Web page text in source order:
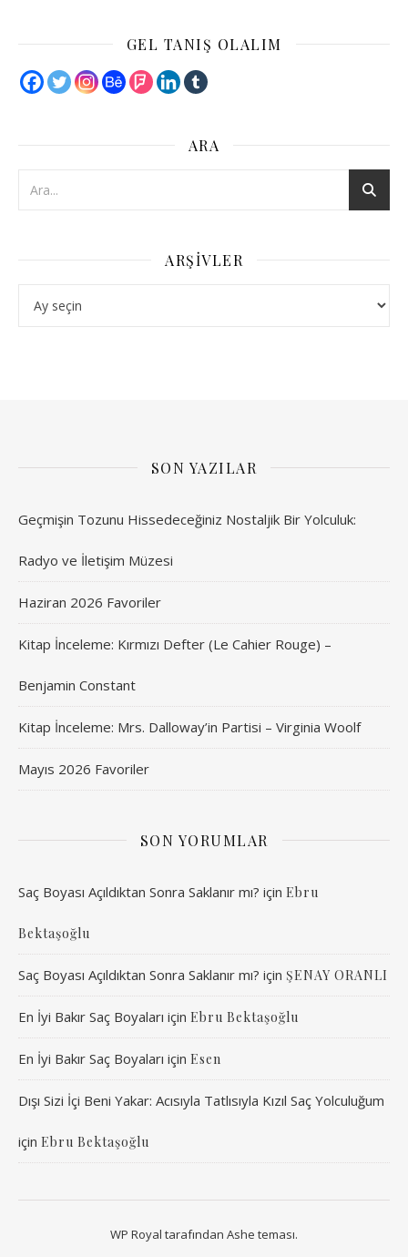
GEL TANIŞ OLALIM
ARA
ARŞIVLER
SON YAZILAR
Geçmişin Tozunu Hissedeceğiniz Nostaljik Bir Yolculuk:
Radyo ve İletişim Müzesi
Haziran 2026 Favoriler
Kitap İnceleme: Kırmızı Defter (Le Cahier Rouge) –
Benjamin Constant
Kitap İnceleme: Mrs. Dalloway’in Partisi – Virginia Woolf
Mayıs 2026 Favoriler
SON YORUMLAR
Saç Boyası Açıldıktan Sonra Saklanır mı? için Ebru
Bektaşoğlu
Saç Boyası Açıldıktan Sonra Saklanır mı? için ŞENAY ORANLI
En İyi Bakır Saç Boyaları için Ebru Bektaşoğlu
En İyi Bakır Saç Boyaları için Esen
Dışı Sizi İçi Beni Yakar: Acısıyla Tatlısıyla Kızıl Saç Yolculuğum
için Ebru Bektaşoğlu
WP Royal tarafından Ashe teması.